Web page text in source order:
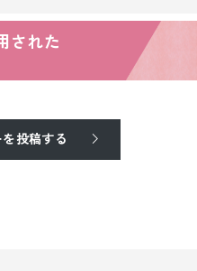
された
投稿する